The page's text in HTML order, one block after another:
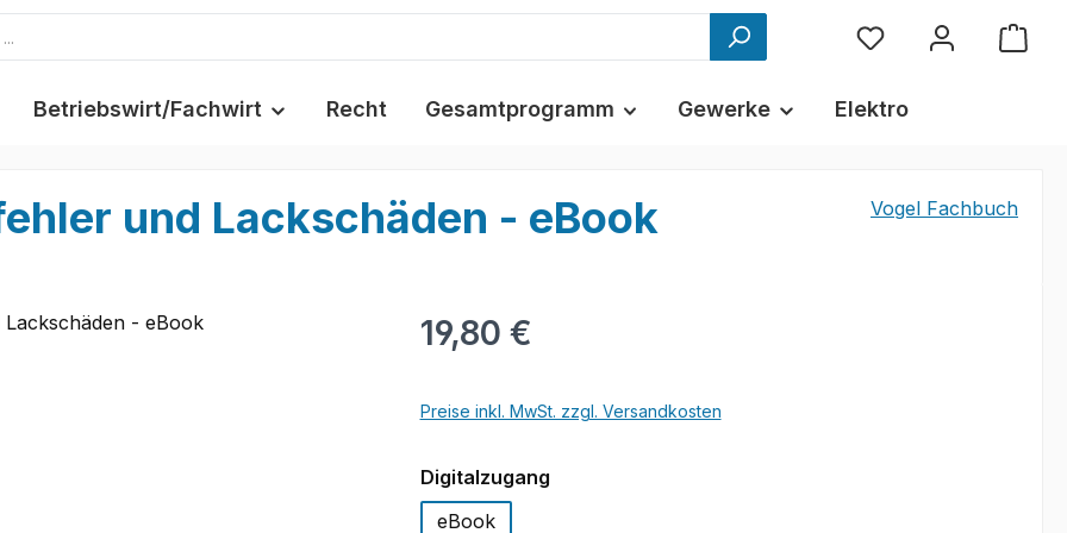
Betriebswirt/Fachwirt Recht Gesamtprogramm Gewerke Elektro
und Lackschäden - eBook Vogel Fachbuch
19,80 €
Preise inkl. MwSt. zzgl. Versandkosten
Digitalzugangauswählen
eBook